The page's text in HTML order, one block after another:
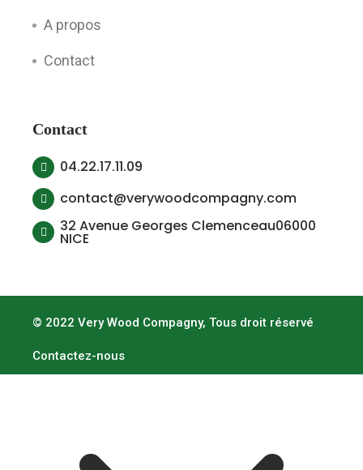
A propos
Contact
Contact
04.22.17.11.09
contact@verywoodcompagny.com
32 Avenue Georges Clemenceau06000
NICE
© 2022 Very Wood Compagny, Tous droit réservé
Contactez-nous